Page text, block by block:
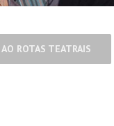
ROTAS TEATRAIS